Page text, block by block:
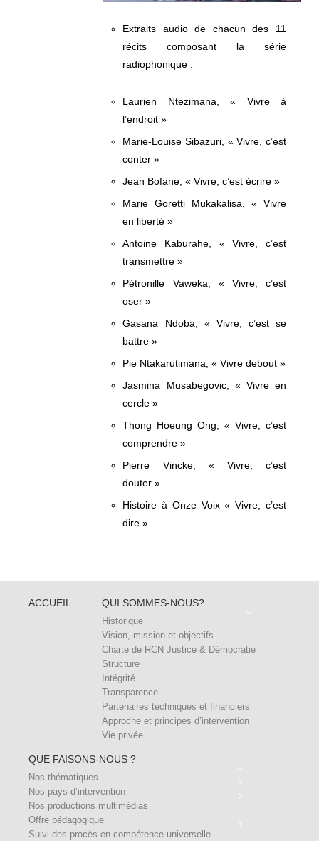
Extraits audio de chacun des 11
récits composant la série
radiophonique :
Laurien Ntezimana, « Vivre à
l’endroit »
Marie-Louise Sibazuri, « Vivre, c’est
conter »
Jean Bofane, « Vivre, c’est écrire »
Marie Goretti Mukakalisa, « Vivre
en liberté »
Antoine Kaburahe, « Vivre, c’est
transmettre »
Pétronille Vaweka, « Vivre, c’est
oser »
Gasana Ndoba, « Vivre, c’est se
battre »
Pie Ntakarutimana, « Vivre debout »
Jasmina Musabegovic, « Vivre en
cercle »
Thong Hoeung Ong, « Vivre, c’est
comprendre »
Pierre Vincke, « Vivre, c’est
douter »
Histoire à Onze Voix « Vivre, c’est
dire »
ACCUEIL QUI SOMMES-NOUS?
Historique
Vision, mission et objectifs
Charte de RCN Justice & Démocratie
Structure
Intégrité
Transparence
Partenaires techniques et financiers
Approche et principes d’intervention
Vie privée
QUE FAISONS-NOUS ?
Nos thématiques
Nos pays d’intervention
Nos productions multimédias
Offre pédagogique
Suivi des procès en compétence universelle